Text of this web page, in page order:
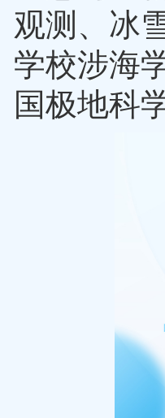
观测、冰
学校涉海
国极地科